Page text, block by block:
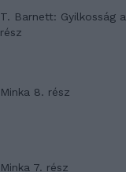
T. Barnett: Gyilkosság
rész
Minka 8. rész
Minka 7. rész